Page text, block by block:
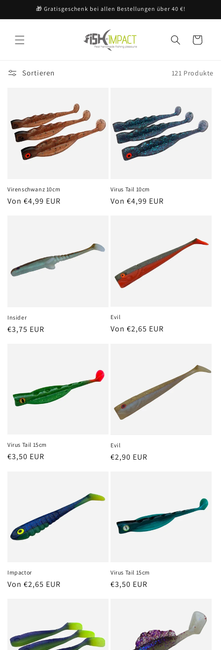
Inhalt
🎁 Gratisgeschenk bei allen Bestellungen über 40 €!
Warenkorb
Sortieren 121 Produkte
Virenschwanz 10cm
Normaler
Von €4,99 EUR
Virus Tail 10cm
Normaler
Von €4,99 EUR
Insider
Normaler
€3,75 EUR
Evil
Normaler
Von €2,65 EUR
Virus Tail 15cm
Normaler
€3,50 EUR
Evil
Normaler
€2,90 EUR
Impactor
Normaler
Von €2,65 EUR
Virus Tail 15cm
Normaler
€3,50 EUR